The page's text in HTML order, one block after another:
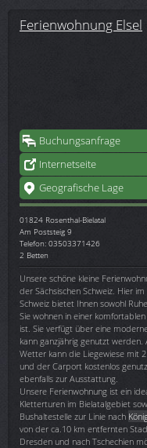
Ferienwohnung Elsel
Buchungsanfrage
Internetseite
Geografische Lage
01824 Rosenthal-Bielatal
Am Poststeig 9
Telefon: 03503371426
2 Betten
Unsere schöne kleine
der Sächsischen Schweiz. Hier
Schweiz bietet Ihnen sowohl
Sie wohnen in einer
ist. Sie verfügt über eine
kann ganzjährig genutzt
Wetter kann die Liegewiese mit
und der Carport kostenlos
ebenfalls zur Ausstattung.
Unsere Ferienwohnung ist ein
Kletterturen im Bielatalgebiet
Bushaltestelle zur Linie nach
von der ca.10 km entfernten
Dresden und nach Tschechien